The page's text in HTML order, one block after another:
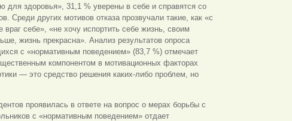
для здоровья», 31,1 % уверены в себе и справятся со
Среди других мотивов отказа прозвучали такие, как «с
враг себе», «не хочу испортить себе жизнь, своим
жизнь прекрасна». Анализ результатов опроса
с «нормативным поведением» (83,7 %) отмечает
компонентом в мотивационных факторах
— это средство решения каких-либо проблем, но
проявилась в ответе на вопрос о мерах борьбы с
с «нормативным поведением» отдает